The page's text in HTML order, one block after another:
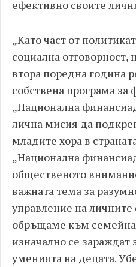
ефективно своите
„Като част от
социална отговорност,
втора поредна година
собствена програма за
„Национална
лична мисия да
младите хора в
„Национална
общественото
важната тема за
управление на личните
обръщаме към
изначално се
уменията на децата.